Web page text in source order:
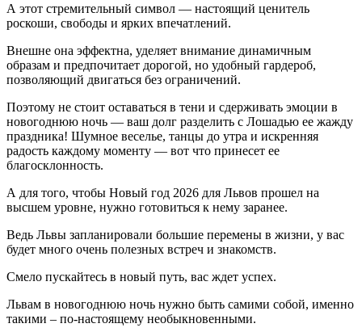
А этот стремительный символ — настоящий ценитель
роскоши, свободы и ярких впечатлений.
Внешне она эффектна, уделяет внимание динамичным
образам и предпочитает дорогой, но удобный гардероб,
позволяющий двигаться без ограничений.
Поэтому не стоит оставаться в тени и сдерживать эмоции в
новогоднюю ночь — ваш долг разделить с Лошадью ее жажду
праздника! Шумное веселье, танцы до утра и искренняя
радость каждому моменту — вот что принесет ее
благосклонность.
А для того, чтобы Новый год 2026 для Львов прошел на
высшем уровне, нужно готовиться к нему заранее.
Ведь Львы запланировали большие перемены в жизни, у вас
будет много очень полезных встреч и знакомств.
Смело пускайтесь в новый путь, вас ждет успех.
Львам в новогоднюю ночь нужно быть самими собой, именно
такими – по-настоящему необыкновенными.